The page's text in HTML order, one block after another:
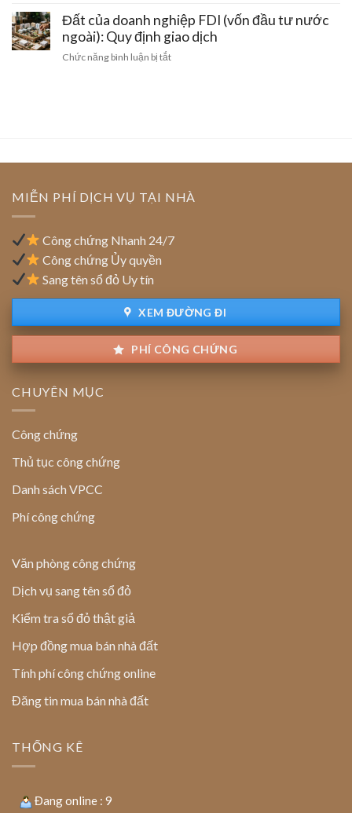
sang
công
ty
mới
trong
khu
giá
đất
vốn
của
chức
Đất của doanh nghiệp FDI (vốn đầu tư nước
ngoài): Quy định giao dịch
Chức năng bình luận bị tắtở
đầu
nước
ngoài):
định
MIỄN PHÍ DỊCH VỤ TẠI NHÀ
Công chứng Nhanh 24/7
Công chứng Ủy quyền
Sang tên sổ đỏ Uy tín
XEM ĐƯỜNG ĐI
PHÍ CÔNG CHỨNG
CHUYÊN MỤC
Công chứng
Thủ tục công chứng
Danh sách VPCC
Phí công chứng
Văn phòng công chứng
Dịch vụ sang tên sổ đỏ
Kiểm tra sổ đỏ thật giả
Hợp đồng mua bán nhà đất
Tính phí công chứng online
Đăng tin mua bán nhà đất
THỐNG KÊ
Đang online : 9